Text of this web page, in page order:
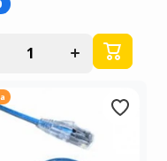
Aumentar
cantidad
para